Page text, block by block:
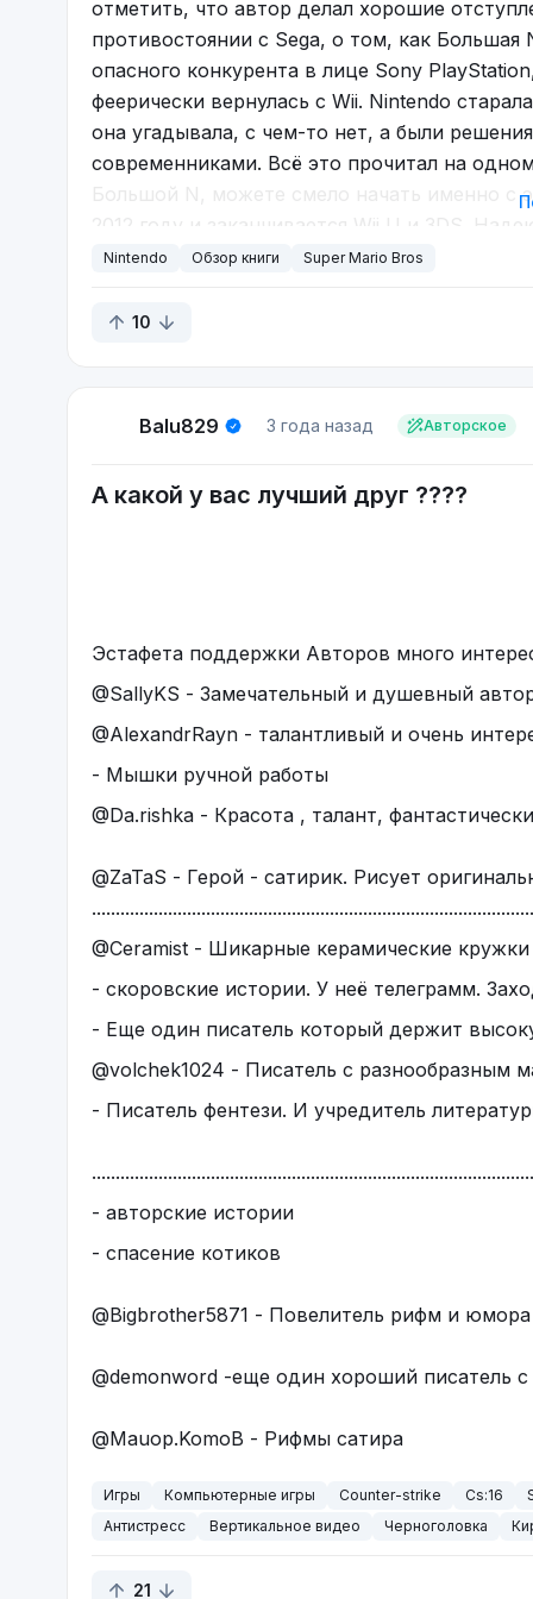
Teenage Mutant Ninja Turtles Turnament
Так, сразу закрою один вопрос. ЭТО
продолжаем.
отметить, что автор делал хорошие
противостоянии с Sega, о том, как Большая
опасного конкурента в лице Sony
феерически вернулась с Wii. Nintendo
она угадывала, с чем-то нет, а были
современниками. Всё это прочитал на
Большой N, можете смело начать именно с
рассказать историю дальше. Ведь после
Например на работу/учёбу. Дома играть
портативному формату. В своё время у них
аксессуар к PlayStation 5 и собираются на
Вернёмся к книге. Мне очень понравилось,
The Legend of Zelda приходилось
как увлекательный роман. Автор даже
закончится, но интерес у меня
Nintendo Обзор книги Super Mario Bros
10
Balu829 3 года назад Авторское
А какой у вас лучший друг ????
Эстафета поддержки Авторов много
@SallyKS - Замечательный и душевный
@AlexandrRayn - талантливый и очень
- Мышки ручной работы
@Da.rishka - Красота , талант,
@ZaTaS - Герой - сатирик. Рисует
@Ceramist - Шикарные керамические кружки
- скоровские истории. У неё телеграмм.
- Еще один писатель который держит
@volchek1024 - Писатель с разнообразным
- Писатель фентези. И учредитель
- авторские истории
- спасение котиков
@Bigbrother5871 - Повелитель рифм и юмора
@demonword -еще один хороший писатель
@Mauop.KomoB - Рифмы сатира
Игры Компьютерные игры Counter-strike Cs:16
Антистресс
Вертикальное видео Черноголовка
21